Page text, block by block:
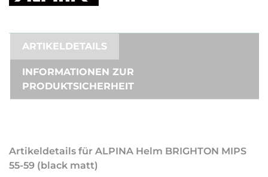
ARTIKELDETAILS
INFORMATIONEN ZUR
PRODUKTSICHERHEIT
Artikeldetails für ALPINA Helm BRIGHTON MIPS
55-59 (black matt)